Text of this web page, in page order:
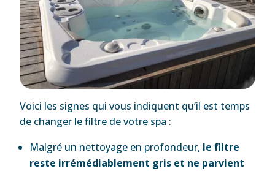
Voici les signes qui vous indiquent qu’il est temps
de changer le filtre de votre spa :
Malgré un nettoyage en profondeur, le filtre
reste irrémédiablement gris et ne parvient